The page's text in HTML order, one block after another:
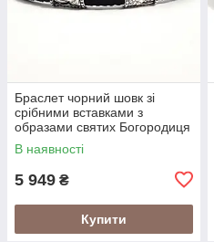
Браслет чорний шовк зі
срібними вставками з
образами святих Богородиця
та Спаситель
В наявності
5 949 ₴
Купити